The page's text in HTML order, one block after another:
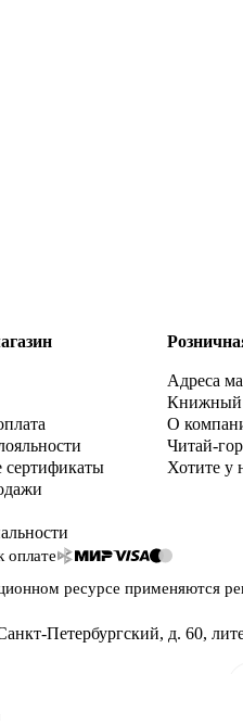
Адреса
Книжный
О
Читай-
Хотите у
ресурсе применяются
Петербургский, д. 60,